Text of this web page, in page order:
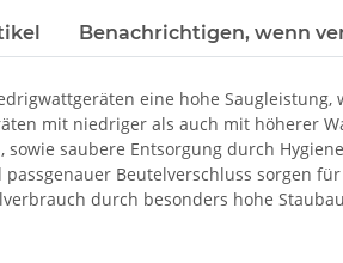
Benachrichtigen, wenn
eine hohe
mit niedriger als auch mit höherer
saubere Entsorgung durch
Beutelverschluss sorgen
durch besonders hohe